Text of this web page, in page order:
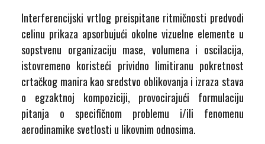
Interferencijski vrtlog preispitane ritmičnosti predvodi
celinu prikaza apsorbujući okolne vizuelne elemente u
sopstvenu organizaciju mase, volumena i oscilacija,
istovremeno koristeći prividno limitiranu pokretnost
crtačkog manira kao sredstvo oblikovanja i izraza stava
o egzaktnoj kompoziciji, provocirajući formulaciju
pitanja o specifičnom problemu i/ili fenomenu
aerodinamike svetlosti u likovnim odnosima.